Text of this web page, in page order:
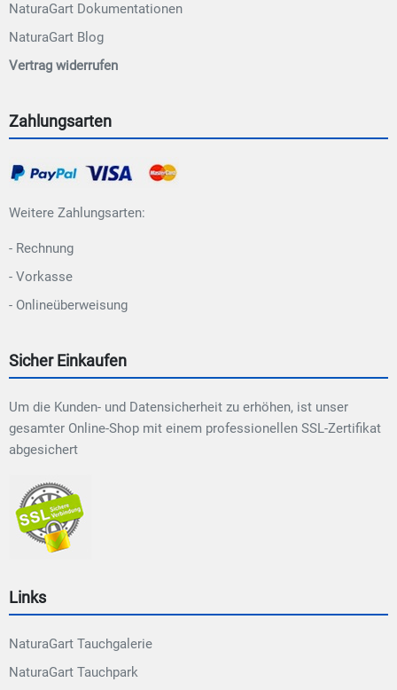
NaturaGart Dokumentationen
NaturaGart Blog
Vertrag widerrufen
Zahlungsarten
Weitere Zahlungsarten:
- Rechnung
- Vorkasse
- Onlineüberweisung
Sicher Einkaufen
Um die Kunden- und Datensicherheit zu erhöhen, ist unser
gesamter Online-Shop mit einem professionellen SSL-Zertifikat
abgesichert
Links
NaturaGart Tauchgalerie
NaturaGart Tauchpark